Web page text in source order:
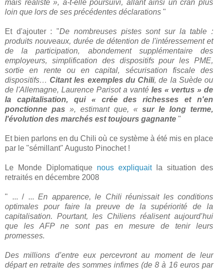
mais réaliste », a-t-elle poursuivi, allant ainsi un cran plus
loin que lors de ses précédentes déclarations "
Et d'ajouter : "De nombreuses pistes sont sur la table :
produits nouveaux, durée de détention de l'intéressement et
de la participation, abondement supplémentaire des
employeurs, simplification des dispositifs pour les PME,
sortie en rente ou en capital, sécurisation fiscale des
dispositifs…Citant les exemples du Chili, de la Suède ou
de l'Allemagne, Laurence Parisot a vanté les « vertus » de
la capitalisation, qui « crée des richesses et n'en
ponctionne pas », estimant que, « sur le long terme,
l'évolution des marchés est toujours gagnante "
Et bien parlons en du Chili où ce système à été mis en place
par le "sémillant" Augusto Pinochet !
Le Monde Diplomatique nous expliquaitla situation des
retraités en décembre 2008
" ... / ... En apparence, le Chili réunissait les conditions
optimales pour faire la preuve de la supériorité de la
capitalisation. Pourtant, les Chiliens réalisent aujourd’hui
que les AFP ne sont pas en mesure de tenir leurs
promesses.
Des millions d’entre eux percevront au moment de leur
départ en retraite des sommes infimes (de 8 à 16 euros par